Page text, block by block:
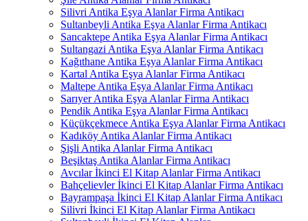
Silivri Antika Eşya Alanlar Firma Antikacı
Sultanbeyli Antika Eşya Alanlar Firma Antikacı
Sancaktepe Antika Eşya Alanlar Firma Antikacı
Sultangazi Antika Eşya Alanlar Firma Antikacı
Kağıthane Antika Eşya Alanlar Firma Antikacı
Kartal Antika Eşya Alanlar Firma Antikacı
Maltepe Antika Eşya Alanlar Firma Antikacı
Sarıyer Antika Eşya Alanlar Firma Antikacı
Pendik Antika Eşya Alanlar Firma Antikacı
Küçükçekmece Antika Eşya Alanlar Firma Antikacı
Kadıköy Antika Alanlar Firma Antikacı
Şişli Antika Alanlar Firma Antikacı
Beşiktaş Antika Alanlar Firma Antikacı
Avcılar İkinci El Kitap Alanlar Firma Antikacı
Bahçelievler İkinci El Kitap Alanlar Firma Antikacı
Bayrampaşa İkinci El Kitap Alanlar Firma Antikacı
Silivri İkinci El Kitap Alanlar Firma Antikacı